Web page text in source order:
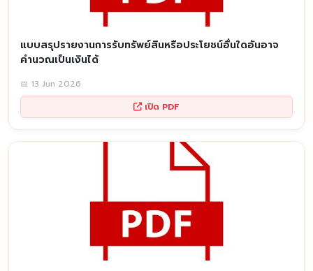
แบบสรุปรายงานการรับทรัพย์สินหรือประโยชน์อื่นใดอันอาจ
คำนวณเป็นเงินได้
📅 13 Jun 2026
เปิด PDF